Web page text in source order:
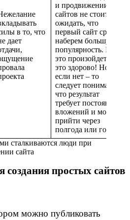
в то, что
дает
и продвижении
сайтов не стоит
ожидать, что
первый сайт сразу
наберем большую
популярность. Если
это произойдет –
это здорово! Но
если нет – то
следует понимать,
что результат
требует постоянных
вложений и может
прийти через
полгода или год.
сталкиваются люди при
сайта
создания простых сайтов
можно публиковать